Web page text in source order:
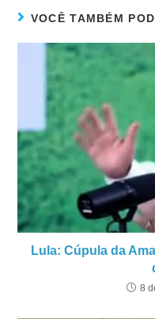
VOCÊ TAMBÉM
Lula: Cúpula da
8